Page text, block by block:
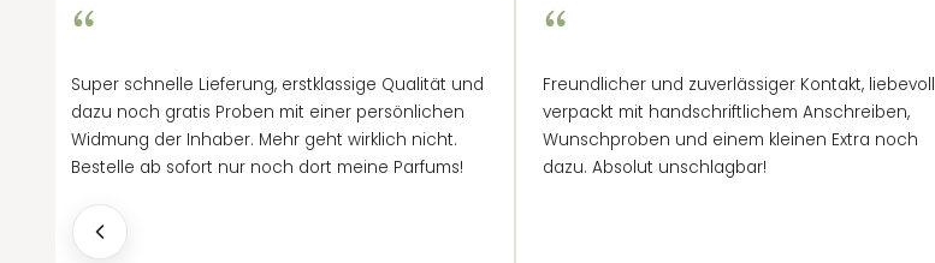
“
Super schnelle Lieferung, erstklassige Qualität und
dazu noch gratis Proben mit einer persönlichen
Widmung der Inhaber. Mehr geht wirklich nicht.
Bestelle ab sofort nur noch dort meine Parfums!
“
Freundlicher und zuverlässiger Kontakt, liebevoll
verpackt mit handschriftlichem Anschreiben,
Wunschproben und einem kleinen Extra noch
dazu. Absolut unschlagbar!